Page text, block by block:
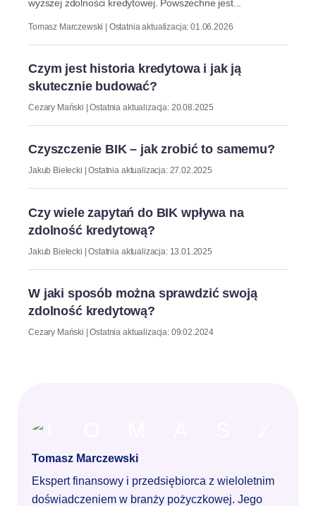
wyższej zdolności kredytowej. Powszechne jest...
Tomasz Marczewski | Ostatnia aktualizacja: 01.06.2026
Czym jest historia kredytowa i jak ją
skutecznie budować?
Cezary Mański | Ostatnia aktualizacja: 20.08.2025
Czyszczenie BIK – jak zrobić to samemu?
Jakub Bielecki | Ostatnia aktualizacja: 27.02.2025
Czy wiele zapytań do BIK wpływa na
zdolność kredytową?
Jakub Bielecki | Ostatnia aktualizacja: 13.01.2025
W jaki sposób można sprawdzić swoją
zdolność kredytową?
Cezary Mański | Ostatnia aktualizacja: 09.02.2024
Tomasz Marczewski
Ekspert finansowy i przedsiębiorca z wieloletnim
doświadczeniem w branży pożyczkowej. Jego